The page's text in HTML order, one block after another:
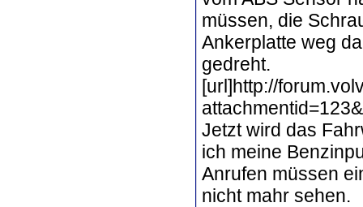
müssen, die
Ankerplatte weg
gedreht.
[url]http://
Jetzt wird das
ich meine
Anrufen müssen
nicht mahr sehen.